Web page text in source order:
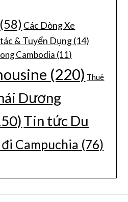
(58) Các Dòng Xe
& Tuyển Dụng(14)
Cambodia (11)
(220) Thuê
Dương
Tin tức Du
Campuchia (76)